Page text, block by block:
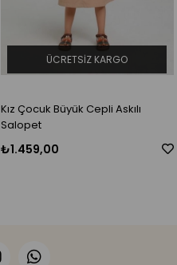
Kız Çocuk Büyük Cepli Askılı
Salopet
₺1.459,00
ÜCRETSIZ KARGO